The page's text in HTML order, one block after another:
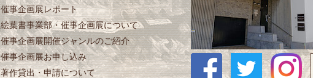
催事企画展レポート
絵葉書事業部・催事企画展について
催事企画展開催ジャンルのご紹介
催事企画展お申し込み
著作貸出・申請について